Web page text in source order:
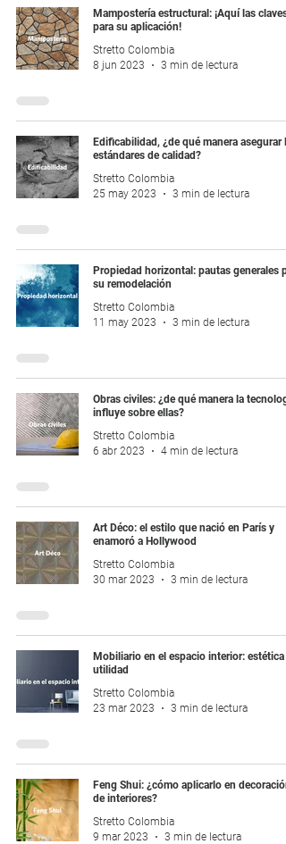
Mampostería estructural: ¡Aquí las claves
para su aplicación!
Stretto Colombia
8 jun 2023
3 min de lectura
Edificabilidad, ¿de qué manera asegurar
estándares de calidad?
Stretto Colombia
25 may 2023
3 min de lectura
Propiedad horizontal: pautas generales
su remodelación
Stretto Colombia
11 may 2023
3 min de lectura
Obras civiles: ¿de qué manera la
influye sobre ellas?
Stretto Colombia
6 abr 2023
4 min de lectura
Art Déco: el estilo que nació en París y
enamoró a Hollywood
Stretto Colombia
30 mar 2023
3 min de lectura
Mobiliario en el espacio interior: estética
utilidad
Stretto Colombia
23 mar 2023
3 min de lectura
Feng Shui: ¿cómo aplicarlo en decoración
de interiores?
Stretto Colombia
9 mar 2023
3 min de lectura